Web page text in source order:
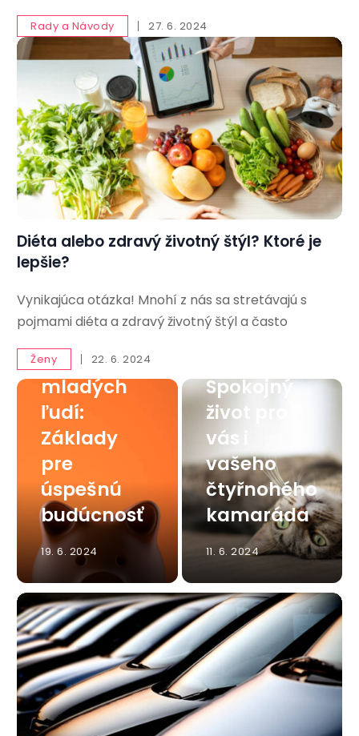
Rady a Návody 27. 6. 2024
Diéta alebo zdravý životný štýl? Ktoré je
lepšie?
Vynikajúca otázka! Mnohí z nás sa stretávajú s
pojmami diéta a zdravý životný štýl a často
Ženy 22. 6. 2024
Finančná
ť pre
mladých
ľudí:
Základy
pre
úspešnú
budúcnosť
19. 6. 2024
Mačka v
Spokojný
život pro
vás i
vašeho
čtyřnohého
kamaráda
11. 6. 2024